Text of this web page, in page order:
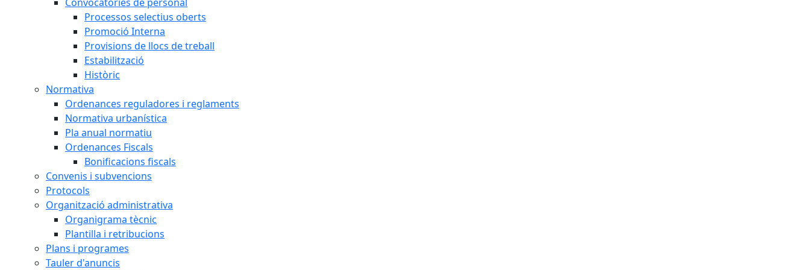
Processos selectius oberts
Promoció Interna
Provisions de llocs de treball
Estabilització
Històric
Normativa
Ordenances reguladores i reglaments
Normativa urbanística
Pla anual normatiu
Ordenances Fiscals
Bonificacions fiscals
Convenis i subvencions
Protocols
Organització administrativa
Organigrama tècnic
Plantilla i retribucions
Plans i programes
Tauler d'anuncis